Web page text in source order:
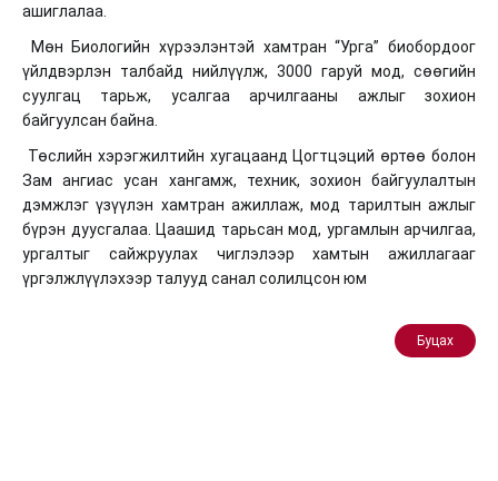
ашиглалаа.
Мөн Биологийн хүрээлэнтэй хамтран “Урга” биобордоог
үйлдвэрлэн талбайд нийлүүлж, 3000 гаруй мод, сөөгийн
суулгац тарьж, усалгаа арчилгааны ажлыг зохион
байгуулсан байна.
Төслийн хэрэгжилтийн хугацаанд Цогтцэций өртөө болон
Зам ангиас усан хангамж, техник, зохион байгуулалтын
дэмжлэг үзүүлэн хамтран ажиллаж, мод тарилтын ажлыг
бүрэн дуусгалаа. Цаашид тарьсан мод, ургамлын арчилгаа,
ургалтыг сайжруулах чиглэлээр хамтын ажиллагааг
үргэлжлүүлэхээр талууд санал солилцсон юм
Буцах